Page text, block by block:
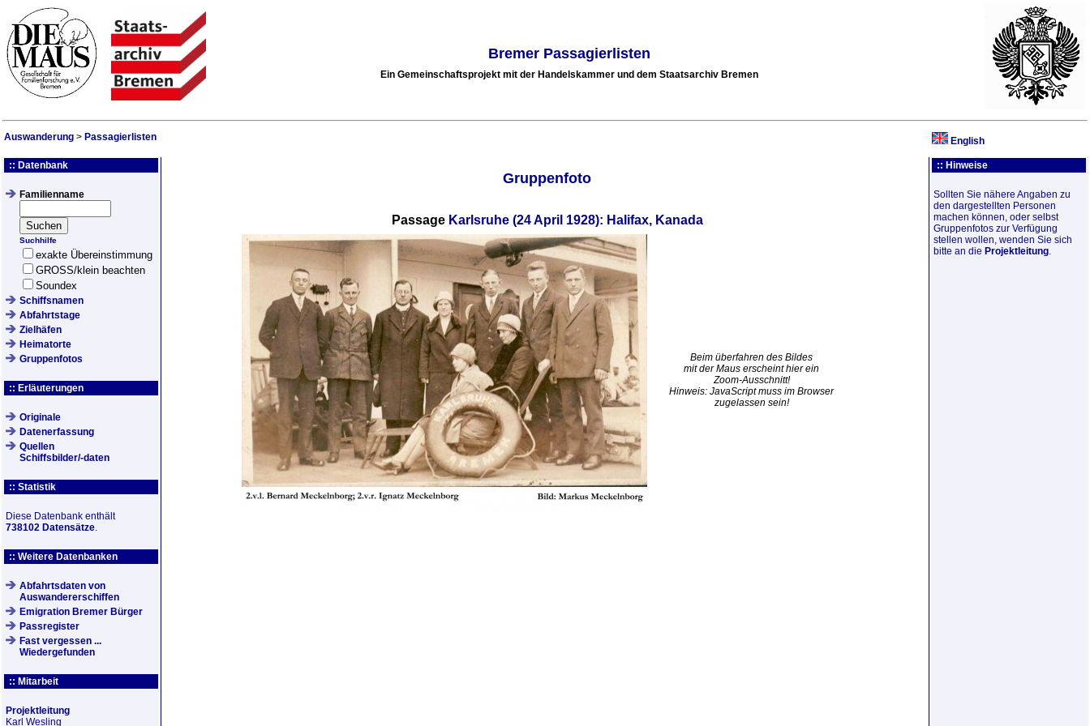
Bremer Passagierlisten
Ein Gemeinschaftsprojekt mit der Handelskammer und dem Staatsarchiv Bremen
Auswanderung > Passagierlisten English
:: Datenbank
Familienname
Suchhilfe
exakte Übereinstimmung
GROSS/klein beachten
Soundex
Schiffsnamen
Abfahrtstage
Zielhäfen
Heimatorte
Gruppenfotos
:: Erläuterungen
Originale
Datenerfassung
Quellen
Schiffsbilder/-daten
:: Statistik
Diese Datenbank enthält
738102 Datensätze.
:: Weitere Datenbanken
Abfahrtsdaten von
Auswandererschiffen
Emigration Bremer Bürger
Passregister
Fast vergessen ...
Wiedergefunden
:: Mitarbeit
Projektleitung
Karl Wesling
Gruppenfoto
Passage Karlsruhe (24 April 1928): Halifax, Kanada
Beim überfahren des Bildes
mit der Maus erscheint hier ein
Zoom-Ausschnitt!
Hinweis: JavaScript muss im Browser
zugelassen sein!
:: Hinweise
Sollten Sie nähere Angaben zu
den dargestellten Personen
machen können, oder selbst
Gruppenfotos zur Verfügung
stellen wollen, wenden Sie sich
bitte an die Projektleitung.